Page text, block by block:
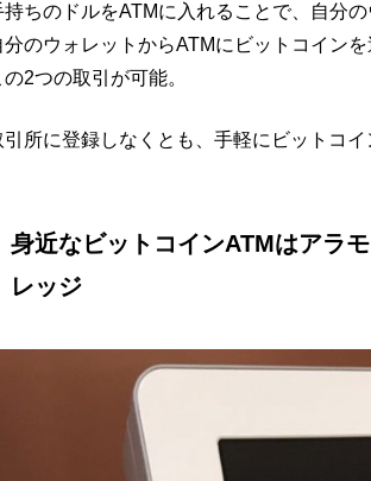
持ちのドルをATMに入れることで、自分
分のウォレットからATMにビットコインを
の2つの取引が可能。
引所に登録しなくとも、手軽にビットコイ
身近なビットコインATMはアラ
レッジ